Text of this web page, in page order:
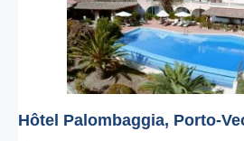
Hôtel Palombaggia, Porto-